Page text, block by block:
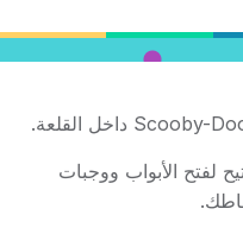
لفتح الأبواب ووجبات